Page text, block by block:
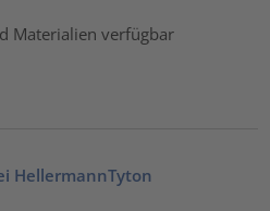
Materialien verfügbar
HellermannTyton